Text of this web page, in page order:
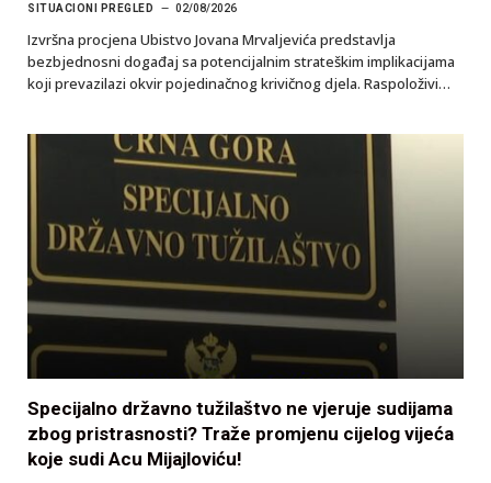
SITUACIONI PREGLED 02/08/2026
Izvršna procjena Ubistvo Jovana Mrvaljevića predstavlja
bezbjednosni događaj sa potencijalnim strateškim implikacijama
koji prevazilazi okvir pojedinačnog krivičnog djela. Raspoloživi…
Specijalno državno tužilaštvo ne vjeruje sudijama
zbog pristrasnosti? Traže promjenu cijelog vijeća
koje sudi Acu Mijajloviću!